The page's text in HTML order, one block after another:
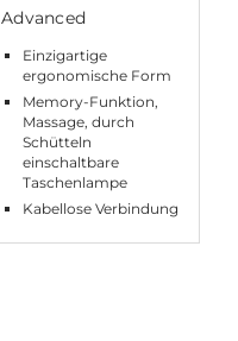
Advanced
Einzigartige
ergonomische Form
Memory-Funktion,
Massage, durch
Schütteln
einschaltbare
Taschenlampe
Kabellose Verbindung